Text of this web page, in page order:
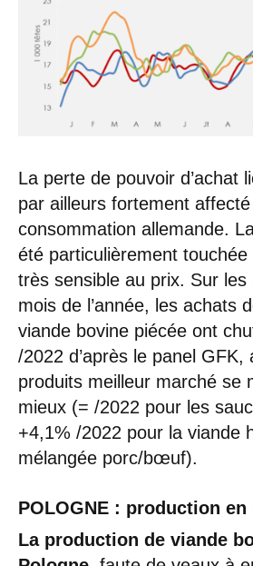
La perte de pouvoir d’achat
par ailleurs fortement
consommation allemande.
été particulièrement
très sensible au prix. Sur
mois de l’année, les achats
viande bovine piécée ont
/2022 d’après le panel GFK,
produits meilleur marché se
mieux (= /2022 pour les
+4,1% /2022 pour la viande
mélangée porc/bœuf).
POLOGNE : production en
La production de viande